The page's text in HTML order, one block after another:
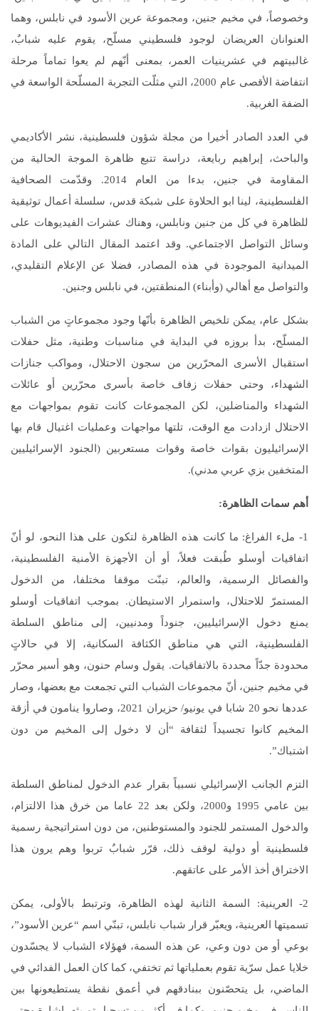
وخصوصاً، في مخيم جنين، ومجموعة عرين الأسود في نابلس، وهما
العنوانان العريضان لوجود فلسطيني مسلّح، يقوم عليه شبابٌ،
غالبيتهم في عشرينيات العمر، بمعنى أنّهم لم يعوا تماماً مرحلة
انتفاضة الأقصى عام 2000، التي مثلّت التجربة المسلّحة الواسعة في
الضفة الغربية.
في العدد الصادر أخيرا من مجلة شؤون فلسطينية، نشر الأكاديمي
والباحث، إبراهيم ربايعة، دراسة تتبع ظاهرة الموجة الحالية من
المقاومة في جنين، بدءا من العام 2014. وقدّمت الصحافية
الفلسطينية، لينا ابو الحلاوة على شبكة قدس، سلسلة أعمال توثيقية
للظاهرة في كل من جنين ونابلس، وهناك عشرات الفيديوهات على
وسائل التواصل الاجتماعي. وقد اعتمد المقال التالي على المادة
الميدانية الموجودة في هذه المصادر، فضلا عن الإعلام التقليدي،
والتواصل مع أهالي (وأبناء) المنطقتين، في نابلس وجنين.
بشكل عام، يمكن تلخيص الظاهرة بأنّها وجود مجموعاتٍ من الشباب
المسلّح، بدأ بروزه في البداية في مناسبات وطنية، مثل حفلات
استقبال الأسرى المحرّرين من سجون الاحتلال، ومواكب جنازات
الشهداء، وحتى حفلات زفاف خاصة بأسرى محرّرين أو عائلات
الشهداء والمناضلين، لكن المجموعات كانت تقوم بمواجهات مع
الاحتلال ازدادت مع الوقت، تلتها مواجهات وعمليات اغتيال قام بها
الإسرائيليون بقوات خاصة وقوات مستعربين (الجنود الإسرائيليين
المتخفين بزي عربي مدني).
أهم سمات الظاهرة:
1- ملء الفراغ: ما كانت هذه الظاهرة لتكون على هذا النحو، لو أنّ
اتفاقيات أوسلو طُبقت فعلاً، أو أن الأجهزة الأمنية الفلسطينية،
والفصائل الرسمية، والعالم، تبنّت موقفا مختلفا، من الدخول
المستمرّ للاحتلال، واستمرار الاستيطان. بموجب اتفاقيات أوسلو
يمنع دخول الإسرائيليين، جنوداً ومدنيين، إلى مناطق السلطة
الفلسطينية، التي هي مناطق الكثافة السكانية، إلا في حالاتٍ
محدودة جدّاً محددة بالاتفاقيات. يقول وسام حنون، وهو أسير محرّر
في مخيم جنين، أنّ مجموعات الشباب التي تجمعت مع بعضها، وصار
عددها نحو 20 شابا في يونيو/ حزيران 2021، وصاروا ينامون في أزقة
المخيم كانوا تجسيداً لثقافة “أن لا دخول إلى المخيم من دون
اشتباك”.
التزم الجانب الإسرائيلي نسبياً بقرار عدم الدخول لمناطق السلطة
بين عامي 1995 و2000، ولكن بعد 22 عاما من خرق هذا الالتزام،
والدخول المستمر للجنود والمستوطنين، من دون استراتيجية رسمية
فلسطينية أو دولية لوقف ذلك، قرّر شبابٌ تربوا وهم يرون هذا
الاختراق أخذ الأمر على عاتقهم.
2- العرينية: السمة الثانية لهذه الظاهرة، وترتبط بالأولى، يمكن
تسميتها العرينية، ويعبّر قرار شباب نابلس، تبنّي اسم “عرين الأسود”،
بوعي أو من دون وعي، عن هذه السمة، فهؤلاء الشباب لا يجسّدون
خلايا عمل سرّية تقوم بعملياتها ثم تختفي، كما كان العمل الفدائي في
الماضي، بل يتحصّنون ببنادقهم في أعمق نقطة يستطيعونها بين